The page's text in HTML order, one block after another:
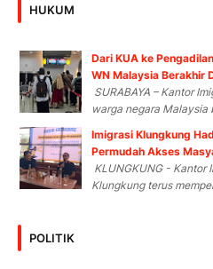
HUKUM
Dari KUA ke
WN Malaysia Berakhir
SURABAYA – Kantor
warga negara Malaysia
Imigrasi Klungkung
Permudah Akses
KLUNGKUNG - Kantor
Klungkung terus
POLITIK